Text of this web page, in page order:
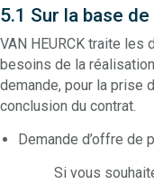
5.1 Sur la base
VAN HEURCK traite les
besoins de la
demande, pour la prise
conclusion du contrat.
Demande d’offre de
Si vous